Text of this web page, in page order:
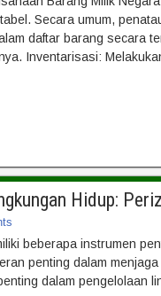
Secara umum,
daftar barang secara
Inventarisasi:
Hidup:
beberapa instrumen
penting dalam
dalam